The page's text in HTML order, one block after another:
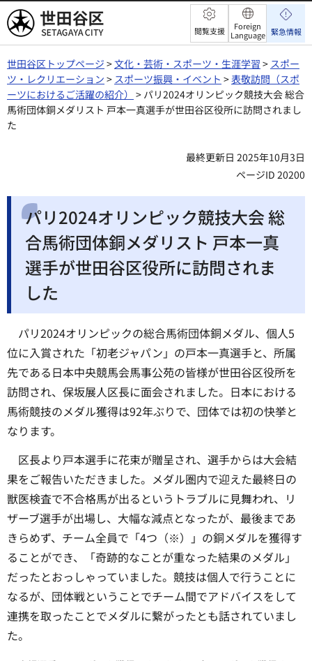
世田谷区 閲覧支援
Foreign
Language 緊急情報
世田谷区トップページ >文化・芸術・スポーツ・生涯学習 > スポー
ツ・レクリエーション > スポーツ振興・イベント >表敬訪問（スポ
ーツにおけるご活躍の紹介） > パリ2024オリンピック競技大会 総合
馬術団体銅メダリスト 戸本一真選手が世田谷区役所に訪問されまし
た
最終更新日 2025年10月3日
ページID 20200
パリ2024オリンピック競技大会 総
合馬術団体銅メダリスト 戸本一真
選手が世田谷区役所に訪問されま
した
パリ2024オリンピックの総合馬術団体銅メダル、個人5
位に入賞された「初老ジャパン」の戸本一真選手と、所属
先である日本中央競馬会馬事公苑の皆様が世田谷区役所を
訪問され、保坂展人区長に面会されました。日本における
馬術競技のメダル獲得は92年ぶりで、団体では初の快挙と
なります。
区長より戸本選手に花束が贈呈され、選手からは大会結
果をご報告いただきました。メダル圏内で迎えた最終日の
獣医検査で不合格馬が出るというトラブルに見舞われ、リ
ザーブ選手が出場し、大幅な減点となったが、最後まであ
きらめず、チーム全員で「4つ（※）」の銅メダルを獲得す
ることができ、「奇跡的なことが重なった結果のメダル」
だったとおっしゃっていました。競技は個人で行うことに
なるが、団体戦ということでチーム間でアドバイスをして
連携を取ったことでメダルに繋がったとも話されていまし
た。